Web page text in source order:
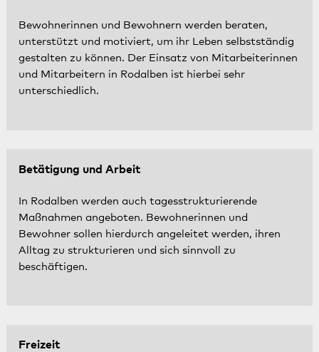
Bewohnerinnen und Bewohnern werden beraten,
unterstützt und motiviert, um ihr Leben selbstständig
gestalten zu können. Der Einsatz von Mitarbeiterinnen
und Mitarbeitern in Rodalben ist hierbei sehr
unterschiedlich.
Betätigung und Arbeit
In Rodalben werden auch tagesstrukturierende
Maßnahmen angeboten. Bewohnerinnen und
Bewohner sollen hierdurch angeleitet werden, ihren
Alltag zu strukturieren und sich sinnvoll zu
beschäftigen.
Freizeit